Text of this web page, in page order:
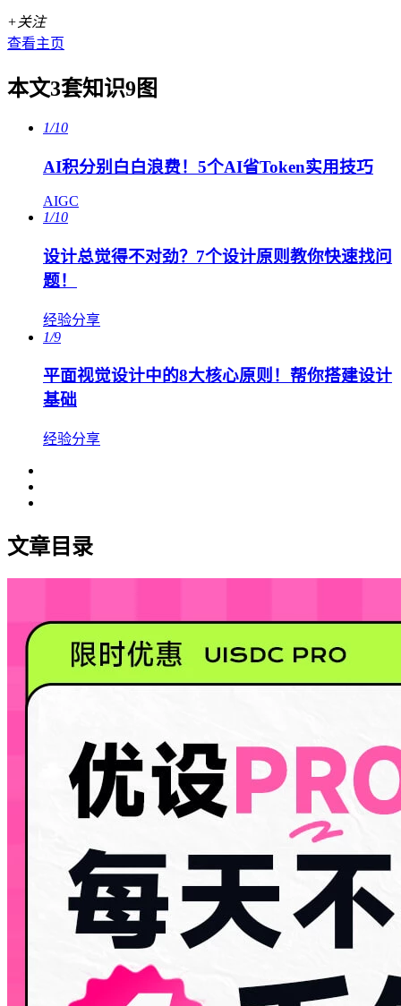
+关注
查看主页
本文3套知识9图
1/10
AI积分别白白浪费！5个AI省Token实用技巧
AIGC
1/10
设计总觉得不对劲？7个设计原则教你快速找问
题！
经验分享
1/9
平面视觉设计中的8大核心原则！帮你搭建设计
基础
经验分享
文章目录